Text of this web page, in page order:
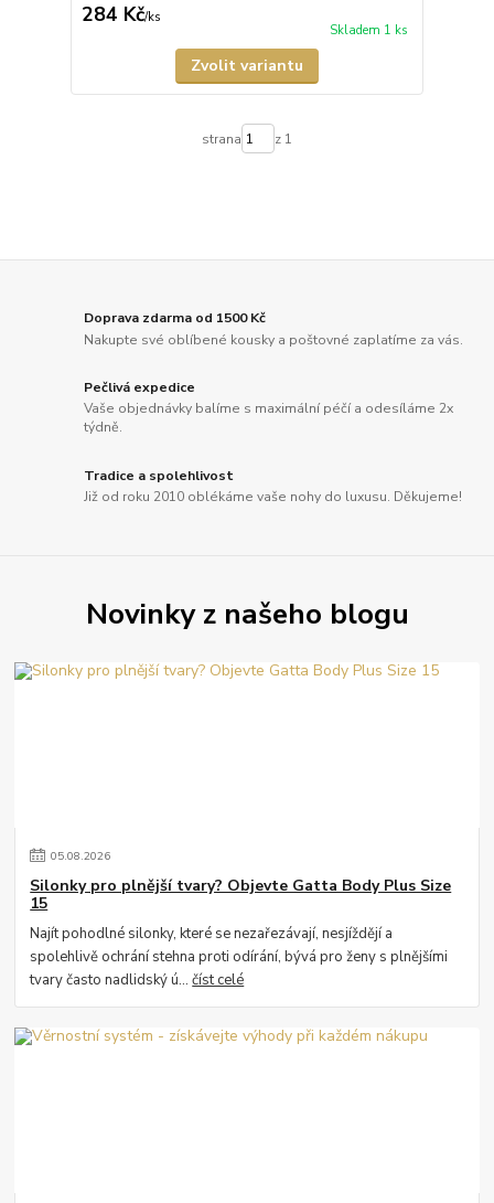
284 Kč/ks
Skladem 1 ks
Zvolit variantu
strana z 1
Doprava zdarma od 1500 Kč
Nakupte své oblíbené kousky a poštovné zaplatíme za vás.
Pečlivá expedice
Vaše objednávky balíme s maximální péčí a odesíláme 2x
týdně.
Tradice a spolehlivost
Již od roku 2010 oblékáme vaše nohy do luxusu. Děkujeme!
Novinky z našeho blogu
05.08.2026
Silonky pro plnější tvary? Objevte Gatta Body Plus Size
15
Najít pohodlné silonky, které se nezařezávají, nesjíždějí a
spolehlivě ochrání stehna proti odírání, bývá pro ženy s plnějšími
tvary často nadlidský ú...číst celé